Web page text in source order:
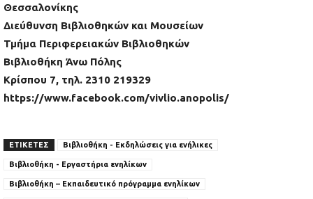
Θεσσαλονίκης
Διεύθυνση Βιβλιοθηκών και Μουσείων
Τμήμα Περιφερειακών Βιβλιοθηκών
Βιβλιοθήκη Άνω Πόλης
Κρίσπου 7, τηλ. 2310 219329
https://www.facebook.com/vivlio.anopolis/
ΕΤΙΚΕΤΕΣ Βιβλιοθήκη - Εκδηλώσεις για ενήλικες
Βιβλιοθήκη - Εργαστήρια ενηλίκων
Βιβλιοθήκη – Εκπαιδευτικό πρόγραμμα ενηλίκων